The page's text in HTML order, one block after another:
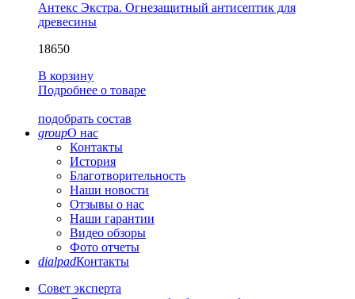
Антекс Экстра. Огнезащитный антисептик для
древесины
18650
В корзину
Подробнее о товаре
подобрать состав
groupО нас
Контакты
История
Благотворительность
Наши новости
Отзывы о нас
Наши гарантии
Видео обзоры
Фото отчеты
dialpadКонтакты
Совет эксперта